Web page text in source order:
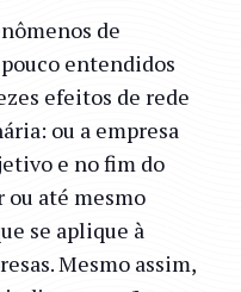
de
entendidos
efeitos de rede
ou a empresa
e no fim do
ou até mesmo
se aplique à
Mesmo assim,